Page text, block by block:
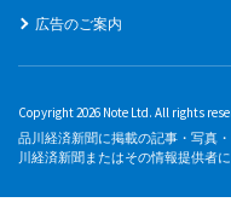
広告のご案内
Copyright 2026 Note Ltd. All rights
品川経済新聞に掲載の記事・写真
川経済新聞またはその情報提供者に